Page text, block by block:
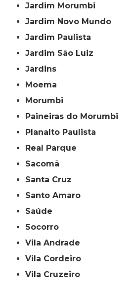
Jardim Morumbi
Jardim Novo Mundo
Jardim Paulista
Jardim São Luiz
Jardins
Moema
Morumbi
Paineiras do Morumbi
Planalto Paulista
Real Parque
Sacomã
Santa Cruz
Santo Amaro
Saúde
Socorro
Vila Andrade
Vila Cordeiro
Vila Cruzeiro